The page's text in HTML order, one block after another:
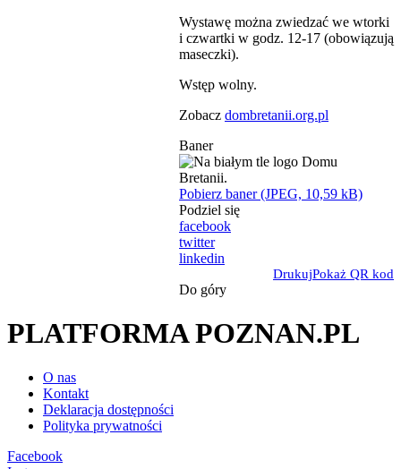
Wystawę można zwiedzać we wtorki
i czwartki w godz. 12-17 (obowiązują
maseczki).
Wstęp wolny.
Zobacz dombretanii.org.pl
Baner
Pobierz baner (JPEG, 10,59 kB)
Podziel się
facebook
twitter
linkedin
DrukujPokaż QR kod
Do góry
PLATFORMA POZNAN.PL
O nas
Kontakt
Deklaracja dostępności
Polityka prywatności
Facebook